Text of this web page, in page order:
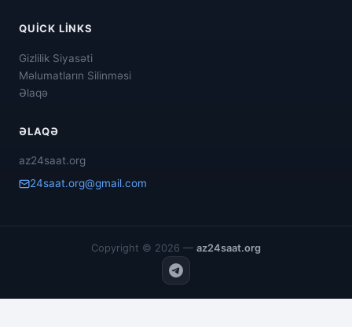
QUICK LINKS
Gizlilik Siyasəti
Məlumatların Silinməsi
Əlaqə
ƏLAQƏ
az24saat.org
24saat.org@gmail.com
Copyright © 2026 — az24saat.org